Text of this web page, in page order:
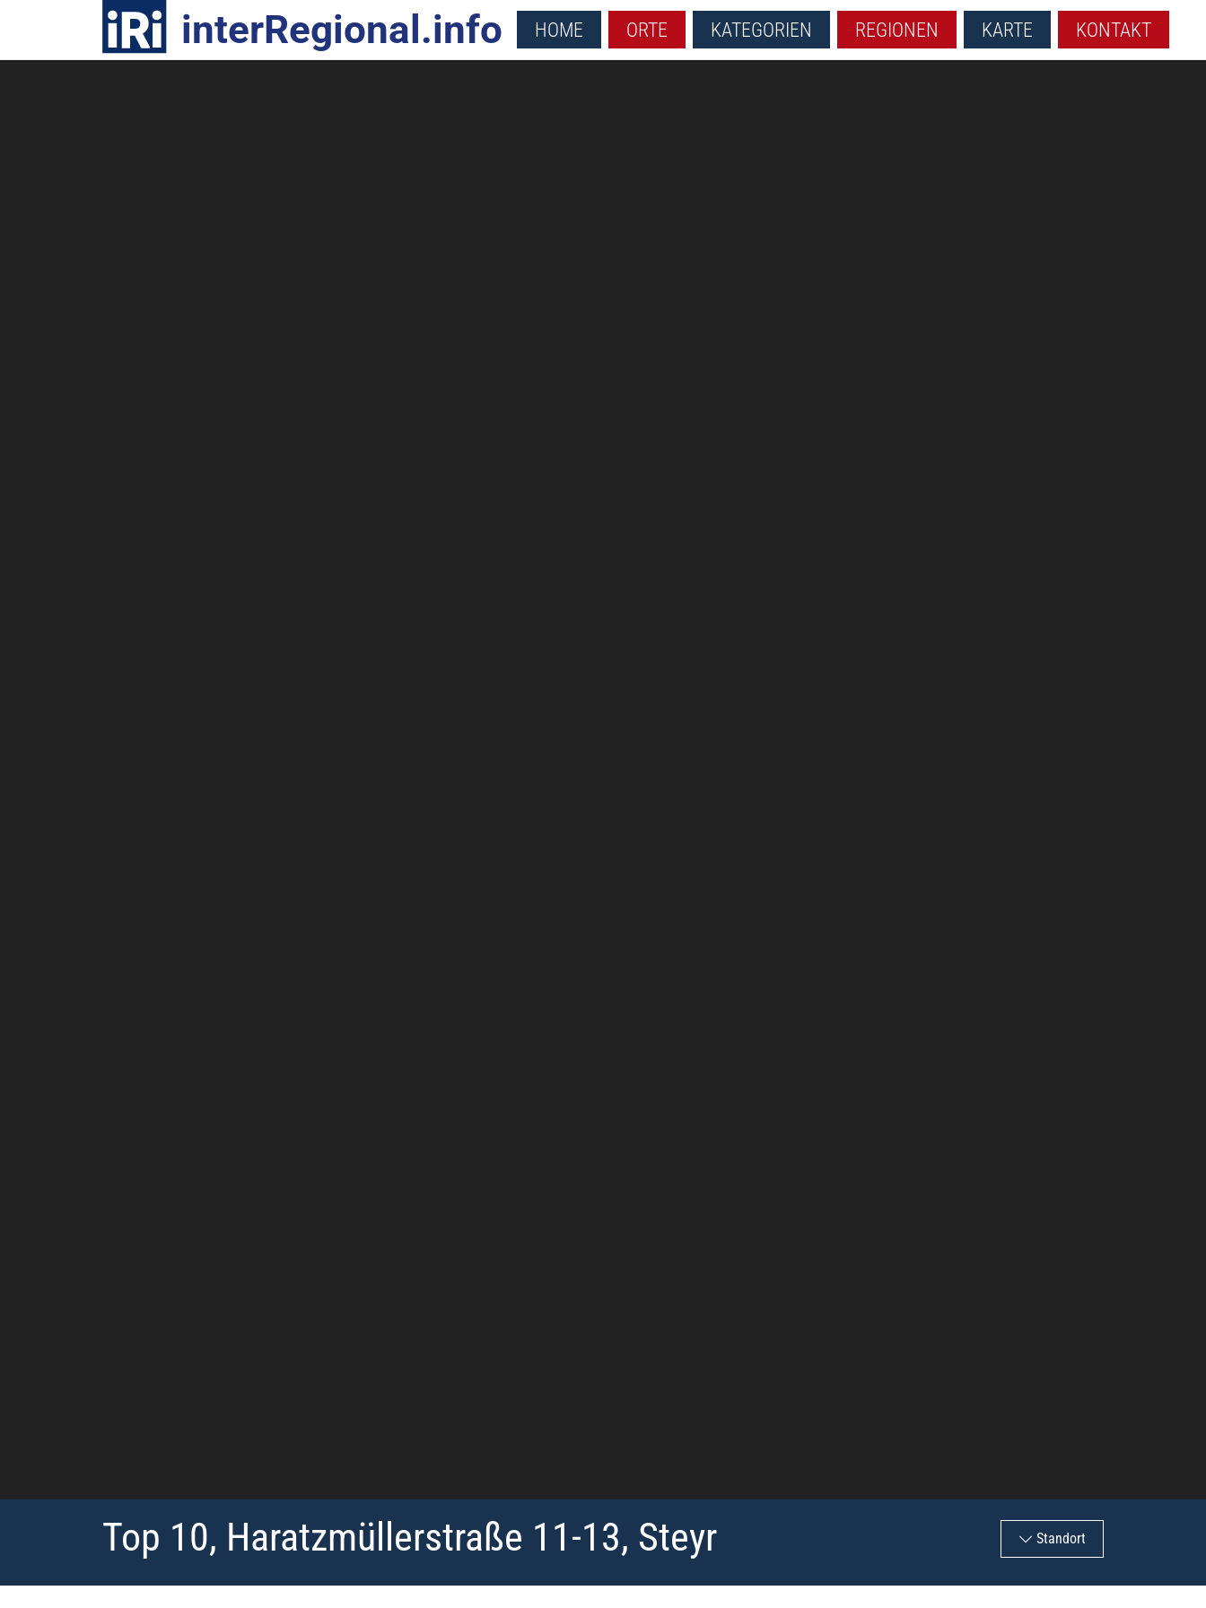
R interRegional.info HOME ORTE KATEGORIEN REGIONEN KARTE KONTAKT
Top 10, Haratzmüllerstraße 11-13, Steyr Standort